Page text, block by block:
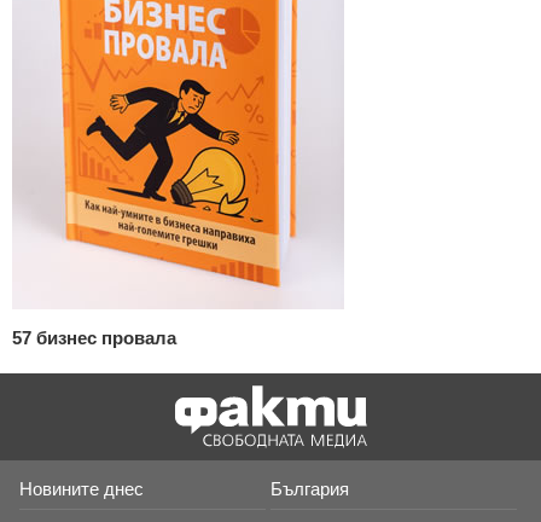
57 бизнес провала
Новините днес България